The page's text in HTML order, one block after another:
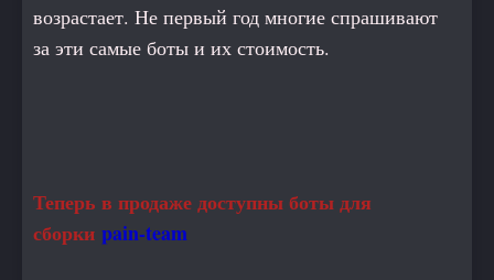
возрастает. Не первый год многие спрашивают
за эти самые боты и их стоимость.
Теперь в продаже доступны боты для
сборки pain-team